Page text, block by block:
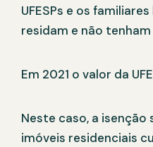
UFESPs e os
residam e não
Em 2021 o valor da
Neste caso, a isenção
imóveis residenciais